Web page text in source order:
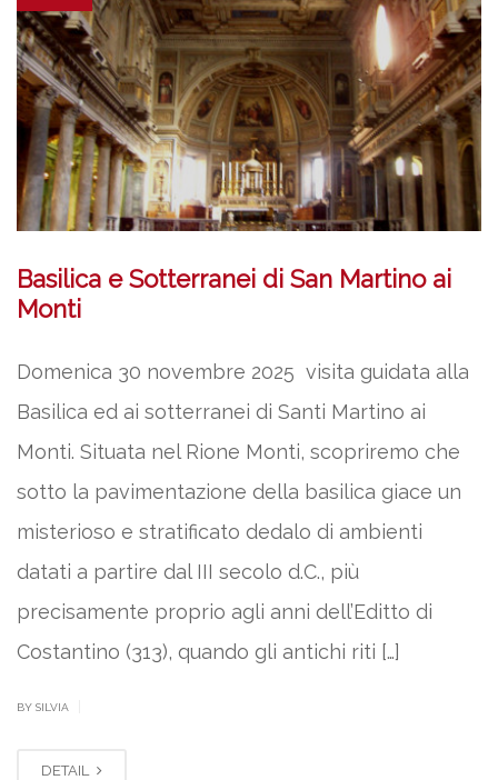
Basilica e Sotterranei di San Martino ai
Monti
Domenica 30 novembre 2025 visita guidata alla
Basilica ed ai sotterranei di Santi Martino ai
Monti. Situata nel Rione Monti, scopriremo che
sotto la pavimentazione della basilica giace un
misterioso e stratificato dedalo di ambienti
datati a partire dal III secolo d.C., più
precisamente proprio agli anni dell’Editto di
Costantino (313), quando gli antichi riti […]
BY SILVIA
DETAIL